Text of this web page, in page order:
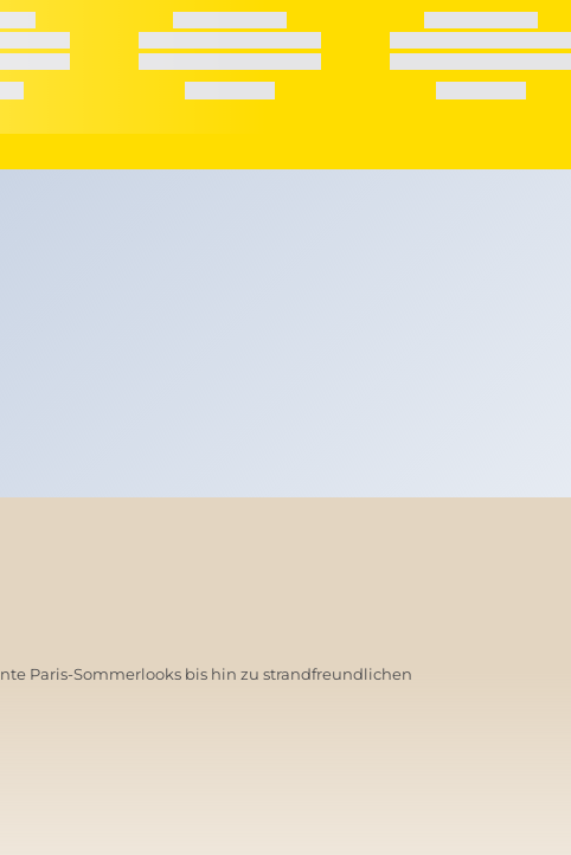
Paris-Sommerlooks bis hin zu strandfreundlichen